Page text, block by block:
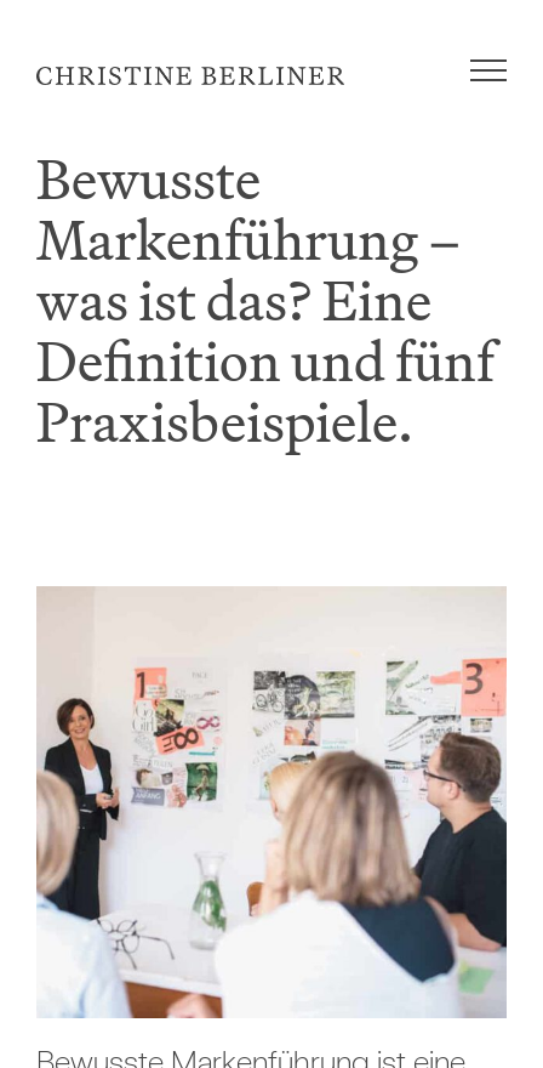
springen
Bewusste
Markenführung –
was ist das? Eine
Definition und fünf
Praxisbeispiele.